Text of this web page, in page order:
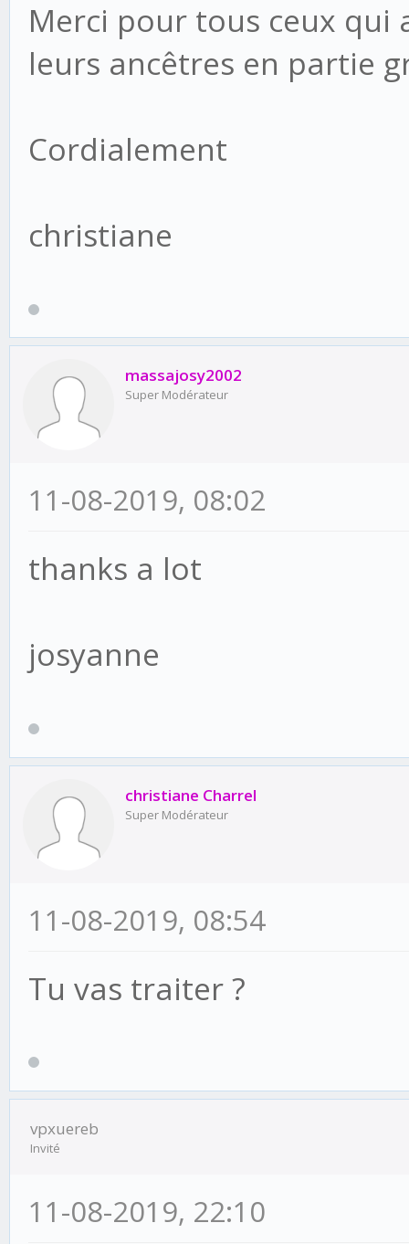
Merci pour tous ceux
leurs ancêtres en partie
Cordialement
christiane
massajosy2002
Super Modérateur
11-08-2019, 08:02
thanks a lot
josyanne
christiane Charrel
Super Modérateur
11-08-2019, 08:54
Tu vas traiter ?
vpxuereb
Invité
11-08-2019, 22:10